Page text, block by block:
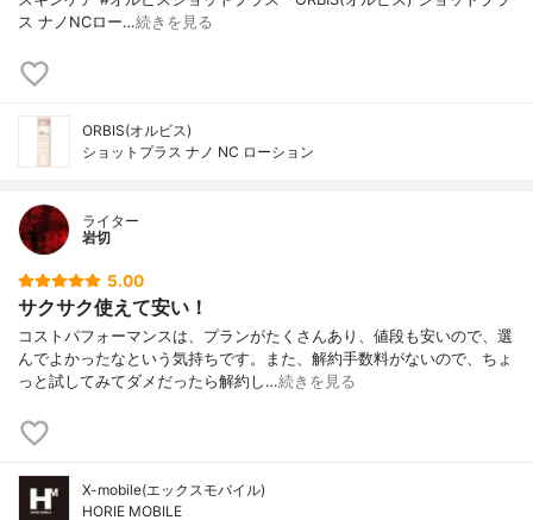
ス ナノNCロー…続きを見る
ORBIS(オルビス)
ショットプラス ナノ NC ローション
ライター
岩切
5.00
サクサク使えて安い！
コストパフォーマンスは、プランがたくさんあり、値段も安いので、選
んでよかったなという気持ちです。また、解約手数料がないので、ちょ
っと試してみてダメだったら解約し…続きを見る
X-mobile(エックスモバイル)
HORIE MOBILE